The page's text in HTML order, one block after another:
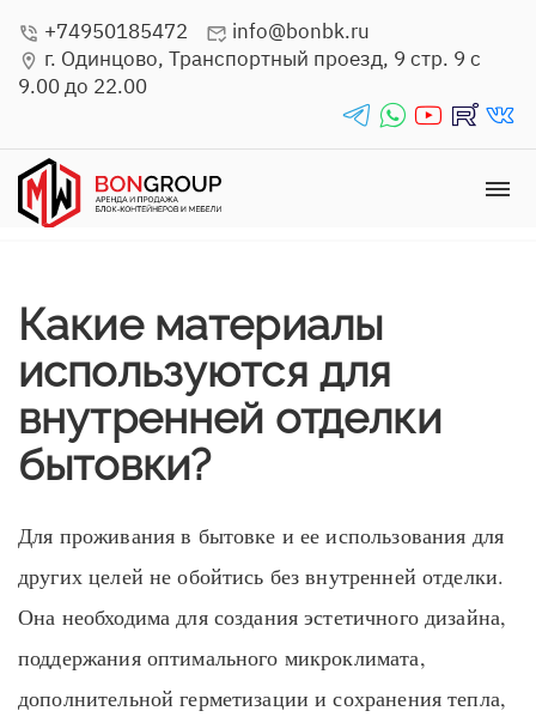
phone_in_talk +74950185472 mark_email_read info@bonbk.ru
location_on г. Одинцово, Транспортный проезд, 9 стр. 9 с
9.00 до 22.00
telegrams_in whatsapp_in youtube_in rutube_in vk_in
dehaze
Какие материалы
используются для
внутренней отделки
бытовки?
Для проживания в бытовке и ее использования для
других целей не обойтись без внутренней отделки.
Она необходима для создания эстетичного дизайна,
поддержания оптимального микроклимата,
дополнительной герметизации и сохранения тепла,